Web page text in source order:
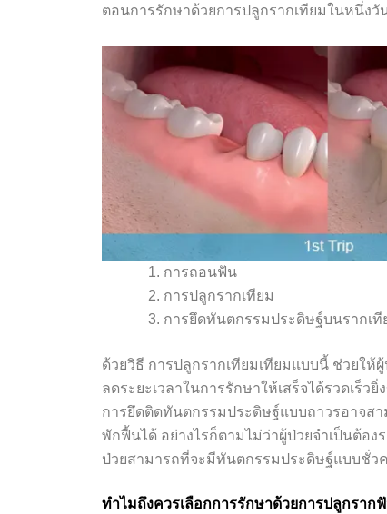
ตอนการรักษาด้วยการปลูกรากเทียมในหนึ่งวั
การถอนฟัน
การปลูกรากเทียม
การยึดทันตกรรมประดิษฐ์บนรากเที
ด้วยวิธี การปลูกรากเทียมเทียมแบบนี้ ช่วยใ
ลดระยะเวลาในการรักษาให้เสร็จได้รวดเร็
การยึดติดทันตกรรมประดิษฐ์แบบถาวรอาจสา
พักฟื้นได้ อย่างไรก็ตามไม่ว่าผู้ป่วยจำเป็นต้อ
ป่วยสามารถที่จะมีทันตกรรมประดิษฐ์แบบชั่ว
ทำไมถึงควรเลือกการรักษาด้วยการปลูกราก